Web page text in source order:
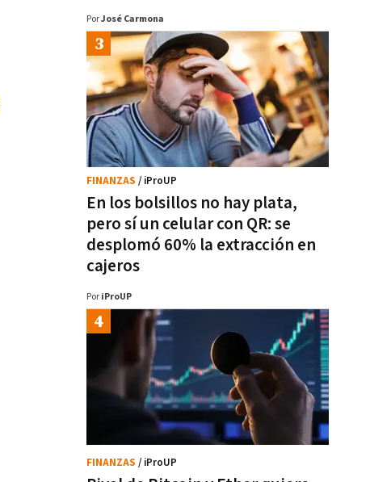
PorJosé Carmona
En los bolsillos no hay plata,
pero sí un celular con QR: se
desplomó 60% la extracción en
cajeros
FINANZAS / iProUP
Por iProUP
FINANZAS / iProUP